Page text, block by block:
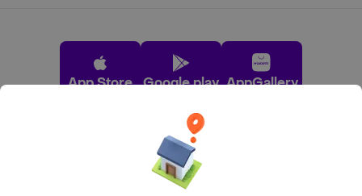
App Store Google play AppGallery
Pide tu comida favorita cerca de ti